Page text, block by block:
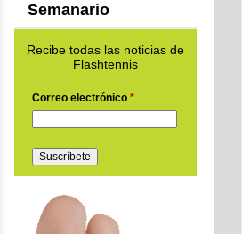
Semanario
Recibe todas las noticias de
Flashtennis
Correo electrónico *